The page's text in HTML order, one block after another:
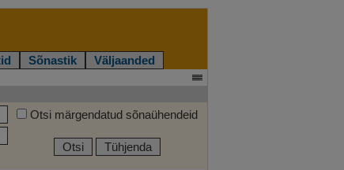
Sõnastik Väljaanded
Otsi märgendatud sõnaühendeid
Otsi Tühjenda